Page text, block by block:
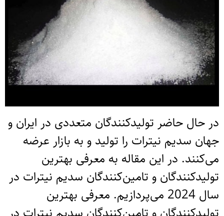
در حال حاضر تولیدکنندگان متعددی در ایران و
جهان سدیم نیترات را تولید و به بازار عرضه
می‌کنند. در این مقاله به معرفی بهترین
تولیدکنندگان و تامین‌کنندگان سدیم نیترات در
سال 2024 می‌پردازیم. معرفی بهترین